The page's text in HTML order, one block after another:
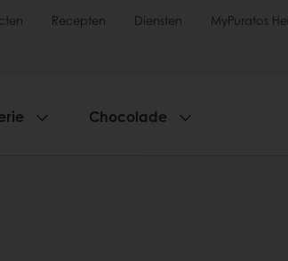
Recepten Diensten MyPuratos
Chocolade